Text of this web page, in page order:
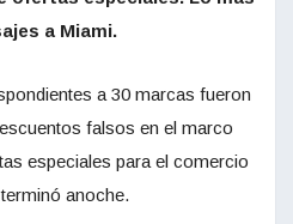
a Miami.
a 30 marcas fueron
falsos en el marco
especiales para el comercio
anoche.